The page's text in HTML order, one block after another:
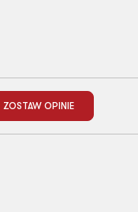
ZOSTAW OPINIE